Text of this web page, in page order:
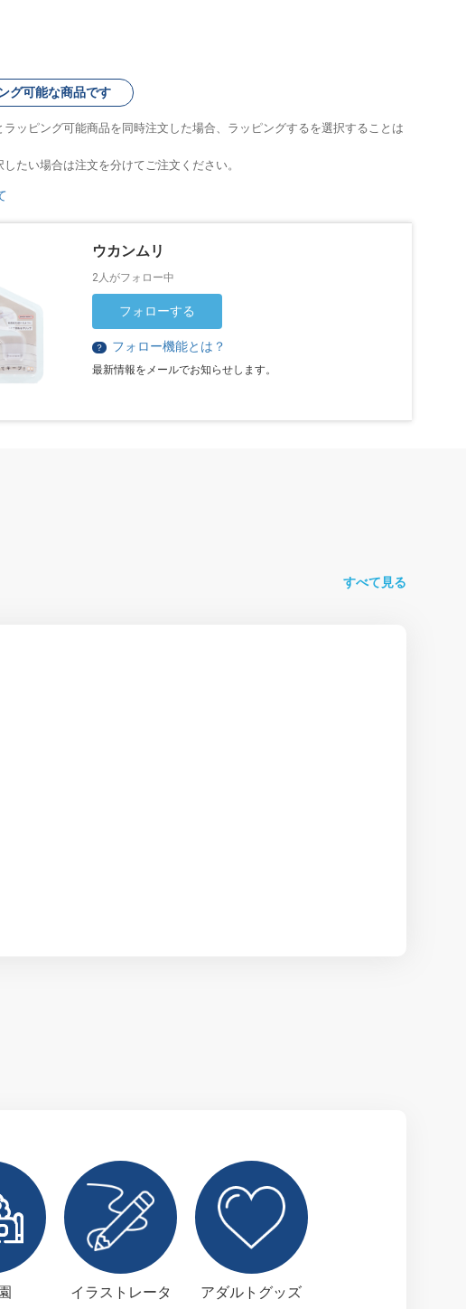
グ可能な商品です
ラッピング可能商品を同時注文した場合、ラッピングするを選択することは
たい場合は注文を分けてご注文ください。
ウカンムリ
2人がフォロー中
フォローする
？ フォロー機能とは？
最新情報をメールでお知らせします。
すべて見る
イラストレータ
アダルトグッズ